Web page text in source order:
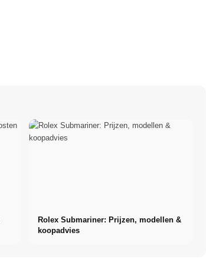
Rolex Submariner: Prijzen, modellen &
koopadvies